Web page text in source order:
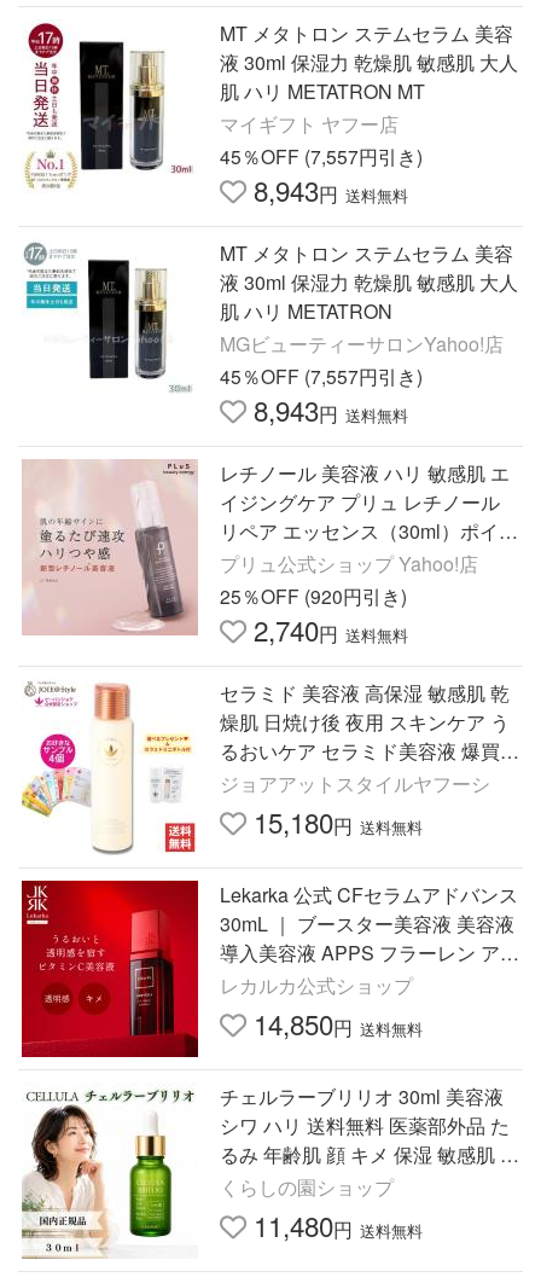
MT メタトロン ステムセラム 美容
液 30ml 保湿力 乾燥肌 敏感肌 大人
肌 ハリ METATRON MT
マイギフト ヤフー店
45％OFF (7,557円引き)
8,943円 送料無料
MT メタトロン ステムセラム 美容
液 30ml 保湿力 乾燥肌 敏感肌 大人
肌 ハリ METATRON
MGビューティーサロンYahoo!店
45％OFF (7,557円引き)
8,943円 送料無料
レチノール 美容液 ハリ 敏感肌 エ
イジングケア プリュ レチノール
リペア エッセンス（30ml）ポイン
ト利用
プリュ公式ショップ Yahoo!店
25％OFF (920円引き)
2,740円 送料無料
セラミド 美容液 高保湿 敏感肌 乾
燥肌 日焼け後 夜用 スキンケア う
るおいケア セラミド美容液 爆買
ビーバンジョア
ジョアアットスタイルヤフーシ
15,180円 送料無料
Lekarka 公式 CFセラムアドバンス
30mL ｜ ブースター美容液 美容液
導入美容液 APPS フラーレン アス
コルビン酸 ビタミンC 保湿 乾燥肌
敏感肌 くすみ 透明感
レカルカ公式ショップ
14,850円 送料無料
チェルラーブリリオ 30ml 美容液
シワ ハリ 送料無料 医薬部外品 た
るみ 年齢肌 顔 キメ 保湿 敏感肌 乾
燥肌 導入美容液 美肌
くらしの園ショップ
11,480円 送料無料